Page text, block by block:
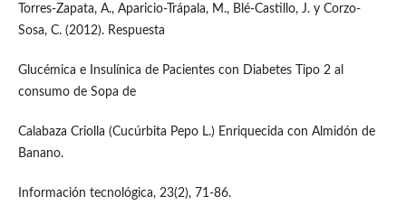
Torres-Zapata, A., Aparicio-Trápala, M., Blé-Castillo, J. y Corzo-
Sosa, C. (2012). Respuesta
Glucémica e Insulínica de Pacientes con Diabetes Tipo 2 al
consumo de Sopa de
Calabaza Criolla (Cucúrbita Pepo L.) Enriquecida con Almidón de
Banano.
Información tecnológica, 23(2), 71-86.